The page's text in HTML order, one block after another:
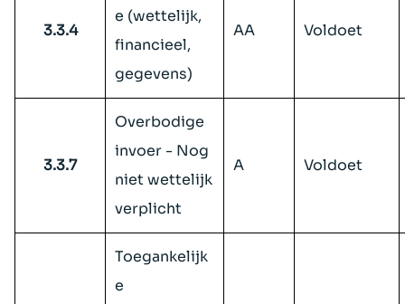
3.3.4
e (wettelijk,
financieel,
gegevens)
AA Voldoet
3.3.7
Overbodige
invoer - Nog
niet wettelijk
verplicht
A Voldoet
Toegankelijk
e